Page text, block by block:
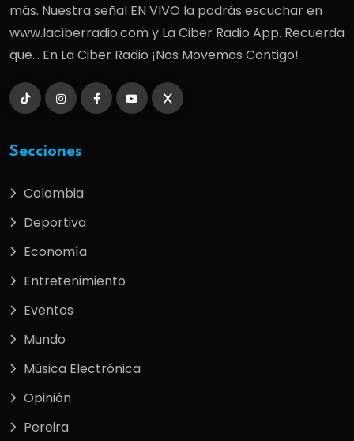
más. Nuestra señal EN VIVO la podrás escuchar en
www.laciberradio.com y La Ciber Radio App. Recuerda
que... En La Ciber Radio ¡Nos Movemos Contigo!
Secciones
Colombia
Deportiva
Economía
Entretenimiento
Eventos
Mundo
Música Electrónica
Opinión
Pereira